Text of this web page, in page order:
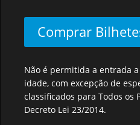
Comprar
Não é permitida a entrada
idade, com excepção de
classificados para Todos os
Decreto Lei 23/2014.